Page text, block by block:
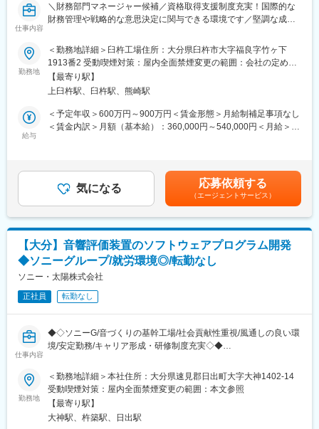
などのイベントにもすべて参加OK！有給休暇も計画的にとれま
す。
《フルタイム並の高収入》
初年度の想定年収は385万円～！成果に応じてインセンティブを
支給、管理職へのキャリアアップも可能なため、年収もグングン
伸びていきます。
《時短のままキャリアアップ》
■キャリアの一例
業担当など、営業職以外のキャリアを選択
出
■評価制度：
評価制度に関しては営業能力等級評価とインセンティブ評価の2種
類があります。
◇営業能力等級：4ヶ月に1回、能力要件表に基づいて等級が決
定。
◇インセンティブ評価：4ヶ月平均値の実績に応じて決定。自身の
実績が給与・役職にしっかりと反映される実力主義の評価制度で
す。
■当社について：
『日本のガリバーから世界のIDOMへ』東証プライム上場でクルマ
買取実績、中古車販売実績共に業界トップクラスの会社です。
https://idom-inc.com/recruit/career-sales/
仕事内容
＼財務部門マネージャー候補／資格取得支援制度充実！国際的な
財務管理や戦略的な意思決定に関与できる環境です／堅調な成長
■採用背景：
当社は、財務部門の体制強化のため、新たにマネージャー候補を
募集します。グローバルな資材調達力、世界的な競争力を持つ企
業として、更なる成長を目指します。
■業務内容：
財務部門の全体的な業務を担当頂いたのち、将来的には次なるマ
体的に業務をカバーできた時点で、マネジャーとして業務に従事
頂きます。
・買掛債務管理
・出金伝票照査
・固定資産管理
・資金繰り：資金の出納管理
・財務戦略：事業計画に従い、何にどれだけ資金が必要かを設定
・予算管理：分配したお金が適正に使われるよう管理
■資格取得奨励金制度：
簿記検定1級・2級、税理士、公認会計士などの資格取得への支援
います。支給額は資格により、最大で15万円となります。また、
TOEICスコア奨励金制度もあり、取得スコアに応じて最大15万円
が支給されます。
勤務地
＜勤務地詳細＞臼杵工場住所：大分県臼杵市大字福良字竹ヶ下
1913番2 受動喫煙対策：屋内全面禁煙変更の範囲：会社の定める
事業所
【最寄り駅】
上臼杵駅、臼杵駅、熊崎駅
給与
＜予定年収＞600万円～900万円＜賃金形態＞月給制補足事項なし
＜賃金内訳＞月額（基本給）：360,000円～540,000円＜月給＞
金額であり、選考を通じて上下する可能性があります。月給(月額)
は固定手当を含めた表記です。
気になる 応募依頼する
（エージェントサービス）
【大分】音響評価装置のソフトウェアプログラム開発
◆ソニーグループ/就労環境◎/転勤なし
ソニー・太陽株式会社
正社員 転勤なし
仕事内容
◆◇ソニーG/音づくりの基幹工場/社会貢献性重視/風通しの良い環
境/安定勤務/キャリア形成・研修制度充実◇◆
■業務内容：
ソニーグループにおけるマイクロホン基幹工場である当社にて、
世界で利用されている既存製品や開発中のマイクロホンやヘッド
ホン等を音響的に評価する装置のプログラム開発をお任せしま
す。現場が抱えているニーズをキャッチし、それをソフトウェア
勤務地
＜勤務地詳細＞本社住所：大分県速見郡日出町大字大神1402-14
受動喫煙対策：屋内全面禁煙変更の範囲：本文参照
【最寄り駅】
大神駅、杵築駅、日出駅